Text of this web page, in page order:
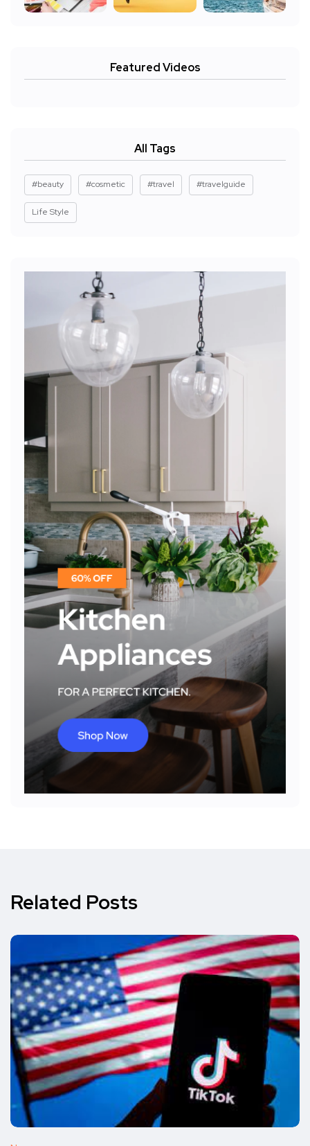
Featured Videos
All Tags
#beauty #cosmetic #travel #travelguide
Life Style
Related Posts